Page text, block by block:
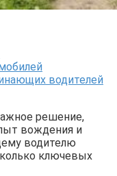
водителей
решение,
вождения и
водителю
ключевых